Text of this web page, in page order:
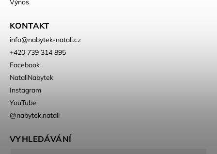
KONTAKT
info@nabytek-natali.cz
+420 739 314 895
Facebook
NataliNabytek
Instagram
YouTube
@nabytek.natali
VYHLEDÁVÁNÍ